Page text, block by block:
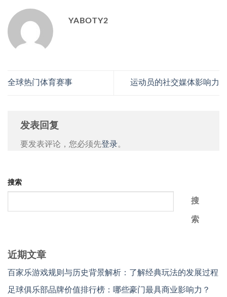
YABOTY2
全球热门体育赛事 运动员的社交媒体影响力
发表回复
要发表评论，您必须先登录。
搜索
搜
索
近期文章
百家乐游戏规则与历史背景解析：了解经典玩法的发展过程
足球俱乐部品牌价值排行榜：哪些豪门最具商业影响力？